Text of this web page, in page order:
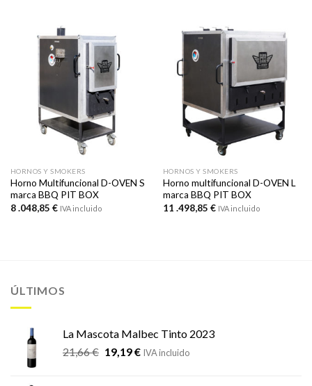
HORNOS Y SMOKERS
Horno Multifuncional D-OVEN S
marca BBQ PIT BOX
8 .048,85 € IVA incluido
HORNOS Y SMOKERS
Horno multifuncional D-OVEN L
marca BBQ PIT BOX
11 .498,85 € IVA incluido
ÚLTIMOS
La Mascota Malbec Tinto 2023
21,66€ El
19,19€ElIVA incluido